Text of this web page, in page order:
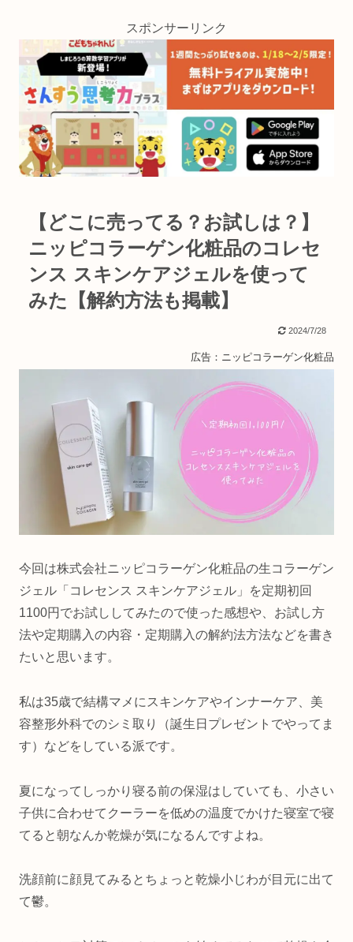
スポンサーリンク
【どこに売ってる？お試しは？】
ニッピコラーゲン化粧品のコレセ
ンス スキンケアジェルを使って
みた【解約方法も掲載】
2024/7/28
広告：ニッピコラーゲン化粧品
今回は株式会社ニッピコラーゲン化粧品の生コラーゲン
ジェル「コレセンス スキンケアジェル」を定期初回
1100円でお試ししてみたので使った感想や、お試し方
法や定期購入の内容・定期購入の解約法方法などを書き
たいと思います。
私は35歳で結構マメにスキンケアやインナーケア、美
容整形外科でのシミ取り（誕生日プレゼントでやってま
す）などをしている派です。
夏になってしっかり寝る前の保湿はしていても、小さい
子供に合わせてクーラーを低めの温度でかけた寝室で寝
てると朝なんか乾燥が気になるんですよね。
洗顔前に顔見てみるとちょっと乾燥小じわが目元に出て
て鬱。